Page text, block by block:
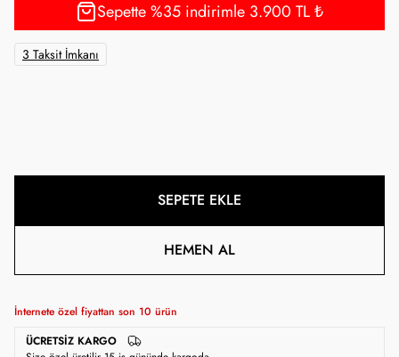
Sepette %35 indirimle 3.900 TL ₺
3 Taksit İmkanı
SEPETE EKLE
HEMEN AL
İnternete özel fiyattan son 10 ürün
ÜCRETSIZ KARGO